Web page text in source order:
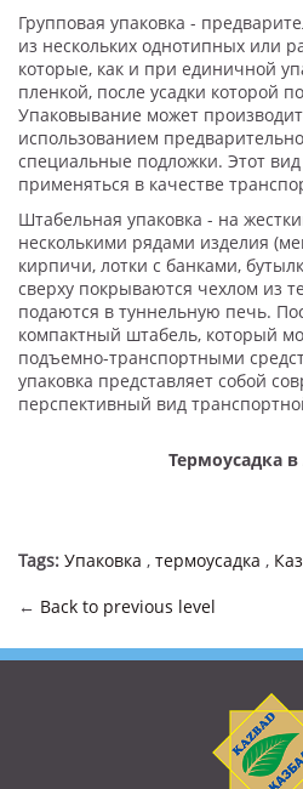
Групповая упаковка -
из нескольких однотипных или
которые, как и при единичной
пленкой, после усадки которой
Упаковывание может
использованием
специальные подложки. Этот
применяться в качестве
Штабельная упаковка - на
несколькими рядами изделия
кирпичи, лотки с банками,
сверху покрываются чехлом из
подаются в туннельную печь.
компактный штабель, который
подъемно-транспортными
упаковка представляет собой
перспективный вид
Термоусадка
Tags: Упаковка , термоусадка ,
← Back to previous level